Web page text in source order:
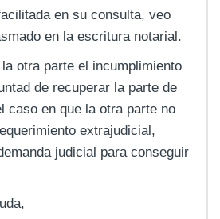
en su consulta, veo
en la escritura notarial.
otra parte el incumplimiento
de recuperar la parte de
caso en que la otra parte no
extrajudicial,
judicial para conseguir